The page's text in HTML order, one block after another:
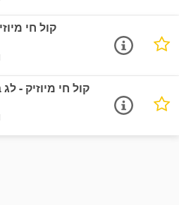
קול חי
קול חי מיוזיק -